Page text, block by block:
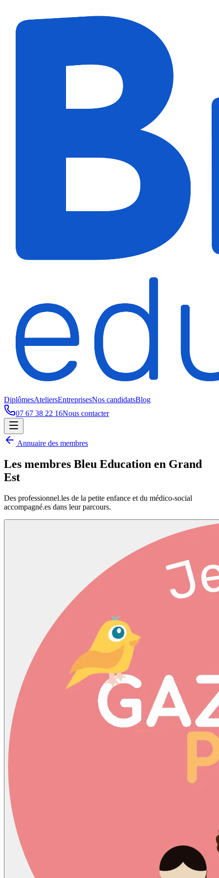
DiplômesAteliersEntreprisesNos candidatsBlog
07 67 38 22 16Nous contacter
Annuaire des membres
Les membres Bleu Education en Grand
Est
Des professionnel.les de la petite enfance et du médico-social
accompagné.es dans leur parcours.